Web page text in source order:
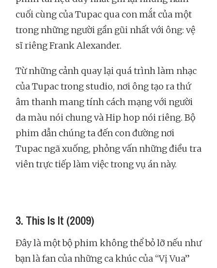
cuối cùng của Tupac qua con mắt của một
trong những người gần gũi nhất với ông: vệ
sĩ riêng Frank Alexander.
Từ những cảnh quay lại quá trình làm nhạc
của Tupac trong studio, nơi ông tạo ra thứ
âm thanh mang tính cách mạng với người
da màu nói chung và Hip hop nói riêng. Bộ
phim dẫn chúng ta đến con đường nơi
Tupac ngã xuống, phỏng vấn những điều tra
viên trực tiếp làm việc trong vụ án này.
3. This Is It (2009)
Đây là một bộ phim không thể bỏ lỡ nếu như
bạn là fan của những ca khúc của “Vị Vua”